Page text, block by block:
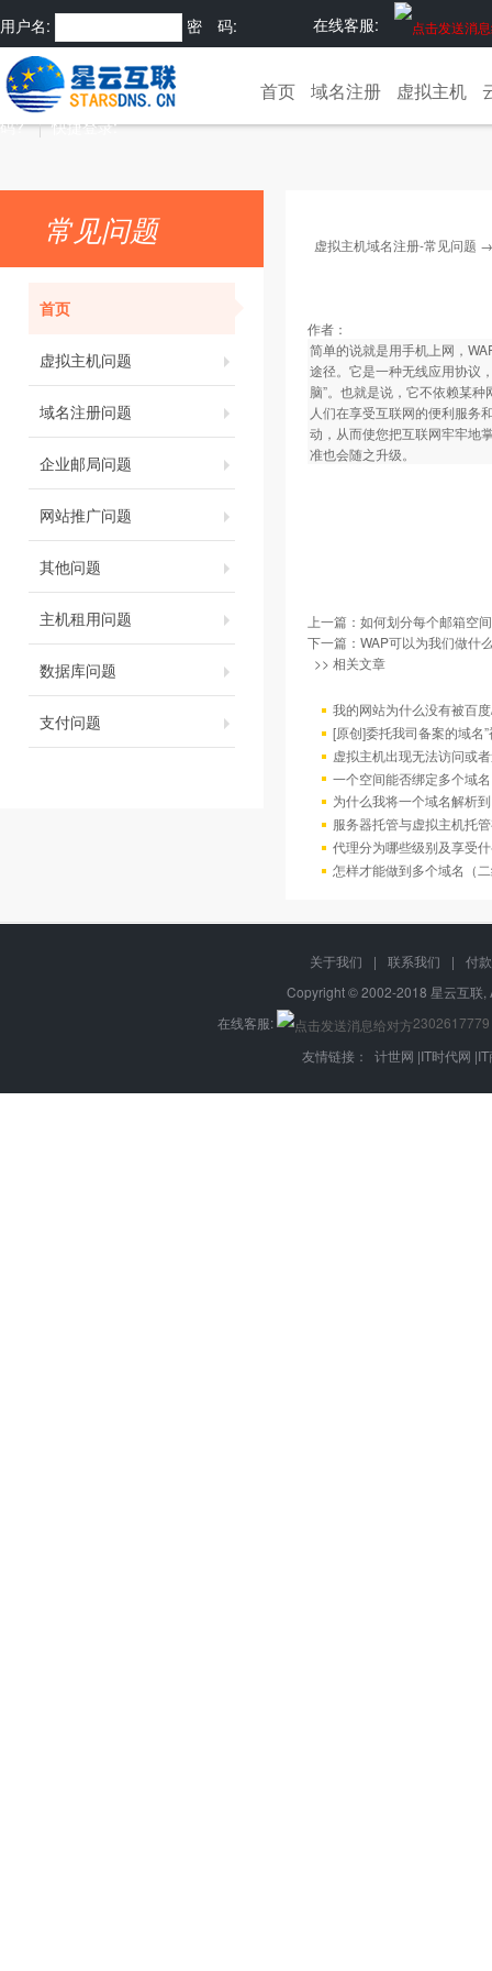
在线客服:
用户名: 密 码:
码? 快捷登录:
首页 域名注册 虚拟主机
常见问题
首页
虚拟主机问题
域名注册问题
企业邮局问题
网站推广问题
其他问题
主机租用问题
数据库问题
支付问题
虚拟主机域名注册-常见问题
作者：
简单的说就是用手机上网，
途径。它是一种无线应用协议
脑”。也就是说，它不依赖某
人们在享受互联网的便利服务
动，从而使您把互联网牢牢地
准也会随之升级。
上一篇： 如何划分每个邮箱空
下一篇： WAP可以为我们做什
>> 相关文章
我的网站为什么没有被百
[原创]委托我司备案的域名
虚拟主机出现无法访问或
一个空间能否绑定多个域
为什么我将一个域名解析
服务器托管与虚拟主机托
代理分为哪些级别及享受
怎样才能做到多个域名（
关于我们 | 联系我们 |
付
Copyright © 2002-2018 星云互
在线客服:
2302617779
友情链接： 计世网 |IT时代网 |